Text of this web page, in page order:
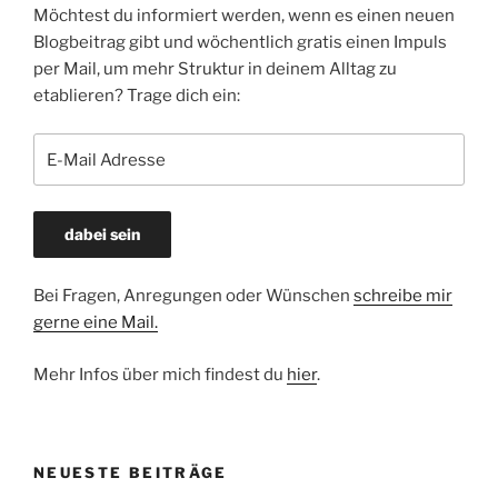
Möchtest du informiert werden, wenn es einen neuen
Blogbeitrag gibt und wöchentlich gratis einen Impuls
per Mail, um mehr Struktur in deinem Alltag zu
etablieren? Trage dich ein:
Bei Fragen, Anregungen oder Wünschen schreibe mir
gerne eine Mail.
Mehr Infos über mich findest du hier.
NEUESTE BEITRÄGE